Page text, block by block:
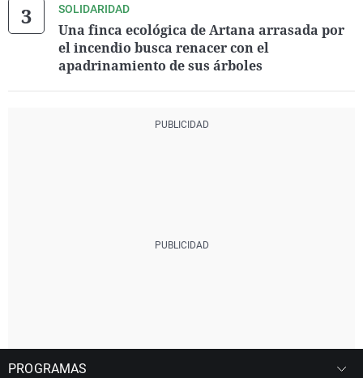
SOLIDARIDAD
Una finca ecológica de Artana arrasada por
el incendio busca renacer con el
apadrinamiento de sus árboles
PROGRAMAS